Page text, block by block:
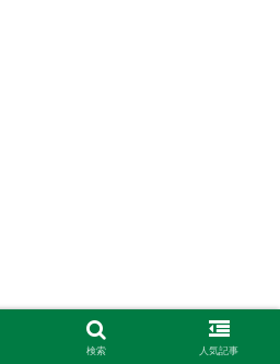
検索 人気記事